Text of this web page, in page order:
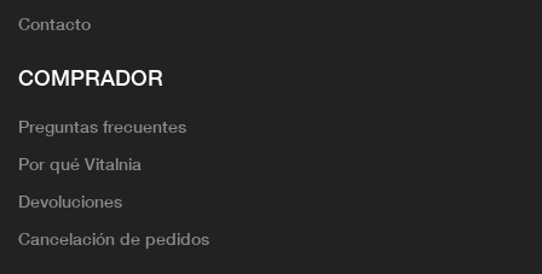
Contacto
COMPRADOR
Preguntas frecuentes
Por qué Vitalnia
Devoluciones
Cancelación de pedidos